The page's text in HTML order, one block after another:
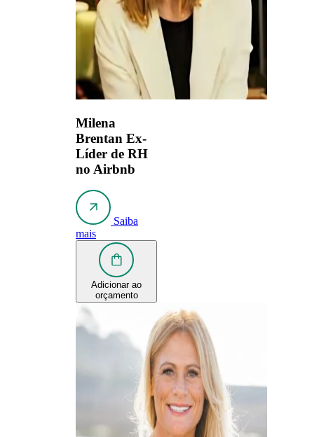
Milena
Brentan Ex-
Líder de RH
no Airbnb
Saiba
mais
Adicionar ao
orçamento